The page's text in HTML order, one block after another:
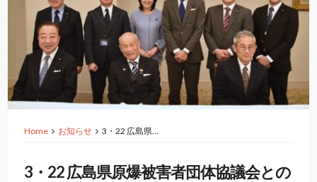
Home お知らせ 3・22 広島県…
3・22 広島県原爆被害者団体協議会との